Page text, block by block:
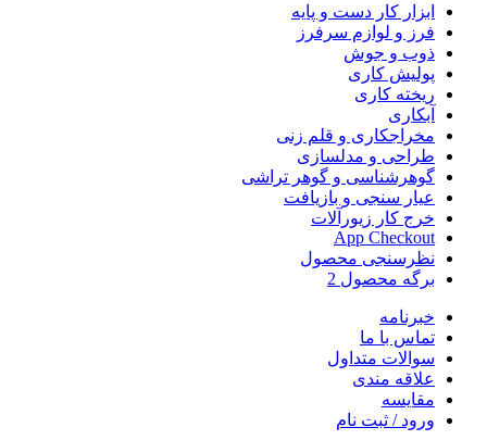
ابزار کار دست و پایه
فرز و لوازم سرفرز
ذوب و جوش
پولیش کاری
ریخته کاری
آبکاری
مخراجکاری و قلم زنی
طراحی و مدلسازی
گوهرشناسی و گوهر تراشی
عیار سنجی و بازیافت
خرج کار زیورآلات
App Checkout
نظرسنجی محصول
برگه محصول 2
خبرنامه
تماس با ما
سوالات متداول
علاقه مندی
مقایسه
ورود / ثبت نام